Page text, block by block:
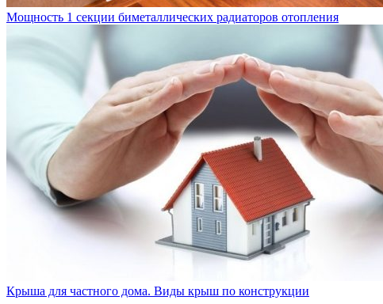
Мощность 1 секции биметаллических радиаторов отопления
Крыша для частного дома. Виды крыш по конструкции